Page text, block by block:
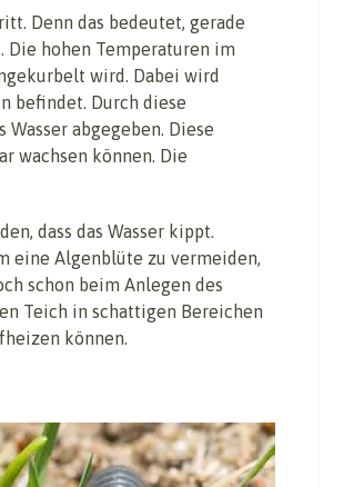
Denn das bedeutet, gerade
Die hohen Temperaturen im
wird. Dabei wird
befindet. Durch diese
abgegeben. Diese
wachsen können. Die
dass das Wasser kippt.
eine Algenblüte zu vermeiden,
schon beim Anlegen des
Teich in schattigen Bereichen
können.